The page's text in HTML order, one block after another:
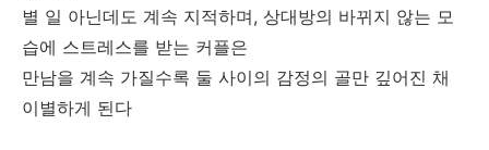
별 일 아닌데도 계속 지적하며, 상대방의 바뀌지 않는 모
습에 스트레스를 받는 커플은
만남을 계속 가질수록 둘 사이의 감정의 골만 깊어진 채
이별하게 된다